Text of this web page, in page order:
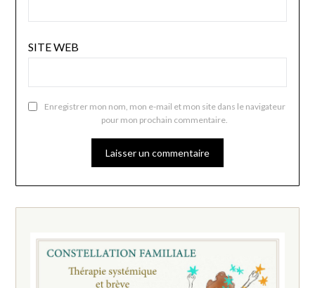
SITE WEB
Enregistrer mon nom, mon e-mail et mon site dans le navigateur
pour mon prochain commentaire.